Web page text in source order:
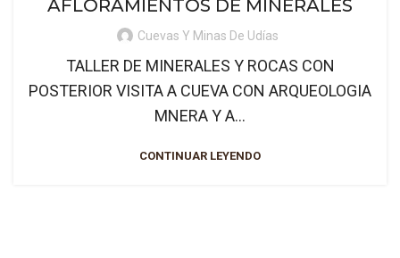
AFLORAMIENTOS DE MINERALES
Cuevas Y Minas De Udías
TALLER DE MINERALES Y ROCAS CON
POSTERIOR VISITA A CUEVA CON ARQUEOLOGIA
MNERA Y A...
CONTINUAR LEYENDO